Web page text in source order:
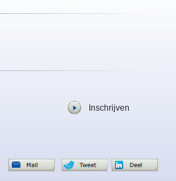
Inschrijven